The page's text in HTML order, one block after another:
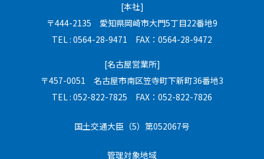
[本社]
〒444-2135 愛知県岡崎市大門5丁目22番地9
TEL : 0564-28-9471 FAX：0564-28-9472
[名古屋営業所]
〒457-0051 名古屋市南区笠寺町下新町36番地3
TEL : 052-822-7825 FAX：052-822-7826
国土交通大臣（5）第052067号
管理対象地域